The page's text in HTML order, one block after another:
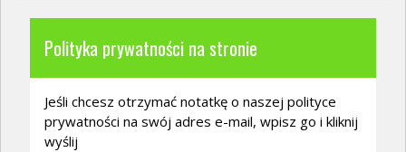
Polityka prywatności na stronie
Jeśli chcesz otrzymać notatkę o naszej polityce
prywatności na swój adres e-mail, wpisz go i kliknij
wyślij